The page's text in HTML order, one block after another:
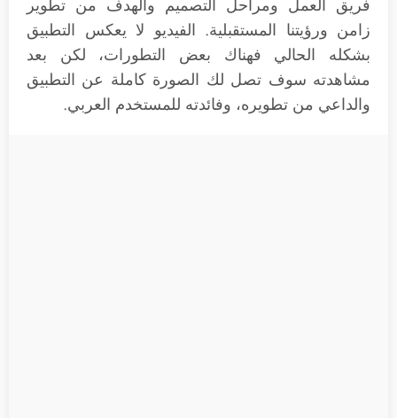
فريق العمل ومراحل التصميم والهدف من تطوير
زامن ورؤيتنا المستقبلية. الفيديو لا يعكس التطبيق
بشكله الحالي فهناك بعض التطورات، لكن بعد
مشاهدته سوف تصل لك الصورة كاملة عن التطبيق
والداعي من تطويره، وفائدته للمستخدم العربي.